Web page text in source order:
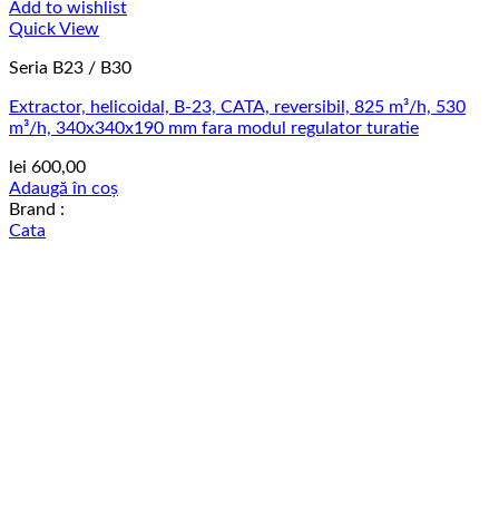
Add to wishlist
Quick View
Seria B23 / B30
Extractor, helicoidal, B-23, CATA, reversibil, 825 m³/h, 530
m³/h, 340x340x190 mm fara modul regulator turatie
lei 600,00
Adaugă în coș
Brand :
Cata